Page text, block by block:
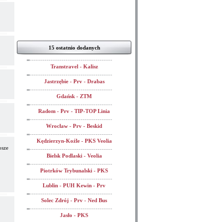
15 ostatnio dodanych
Transtravel - Kalisz
Jastrzębie - Prv - Drabas
Gdańsk - ZTM
Radom - Prv - TIP-TOP Linia
Wrocław - Prv - Beskid
Kędzierzyn-Koźle - PKS Veolia
Bielsk Podlaski - Veolia
Piotrków Trybunalski - PKS
Lublin - PUH Kewin - Prv
Solec Zdrój - Prv - Ned Bus
Jasło - PKS